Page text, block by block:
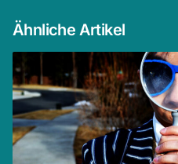
Ähnliche Artikel